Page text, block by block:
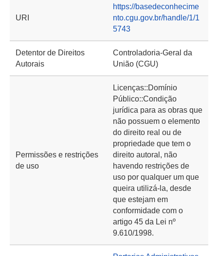
URI
https://basedeconhecime
nto.cgu.gov.br/handle/1/1
5743
Detentor de Direitos
Autorais
Controladoria-Geral da
União (CGU)
Permissões e restrições
de uso
Licenças::Domínio
Público::Condição
jurídica para as obras que
não possuem o elemento
do direito real ou de
propriedade que tem o
direito autoral, não
havendo restrições de
uso por qualquer um que
queira utilizá-la, desde
que estejam em
conformidade com o
artigo 45 da Lei nº
9.610/1998.